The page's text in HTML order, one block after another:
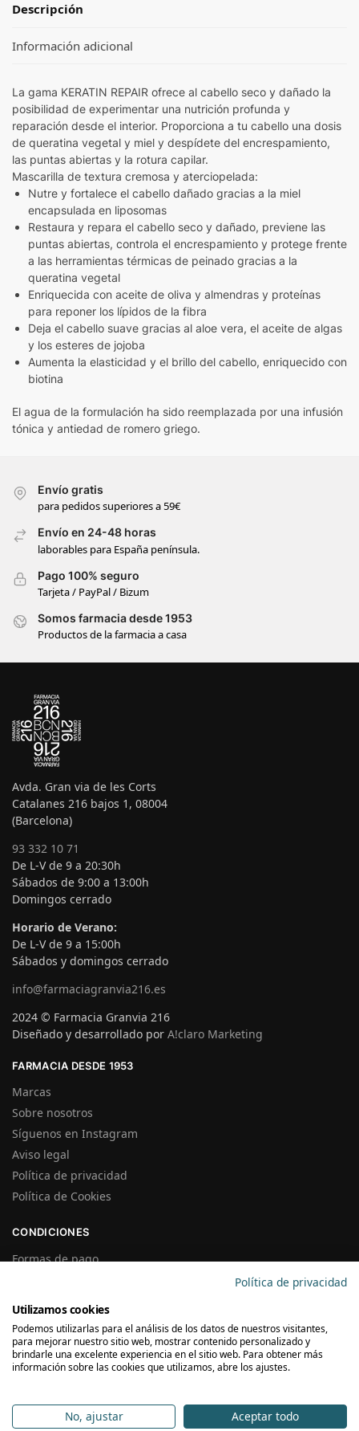
Descripción
Información adicional
La gama KERATIN REPAIR ofrece al cabello seco y dañado la
posibilidad de experimentar una nutrición profunda y
reparación desde el interior. Proporciona a tu cabello una dosis
de queratina vegetal y miel y despídete del encrespamiento,
las puntas abiertas y la rotura capilar.
Mascarilla de textura cremosa y aterciopelada:
Nutre y fortalece el cabello dañado gracias a la miel
encapsulada en liposomas
Restaura y repara el cabello seco y dañado, previene las
puntas abiertas, controla el encrespamiento y protege frente
a las herramientas térmicas de peinado gracias a la
queratina vegetal
Enriquecida con aceite de oliva y almendras y proteínas
para reponer los lípidos de la fibra
Deja el cabello suave gracias al aloe vera, el aceite de algas
y los esteres de jojoba
Aumenta la elasticidad y el brillo del cabello, enriquecido con
biotina
El agua de la formulación ha sido reemplazada por una infusión
tónica y antiedad de romero griego.
Envío gratis
para pedidos superiores a 59€
Envío en 24-48 horas
laborables para España península.
Pago 100% seguro
Tarjeta / PayPal / Bizum
Somos farmacia desde 1953
Productos de la farmacia a casa
Avda. Gran via de les Corts
Catalanes 216 bajos 1, 08004
(Barcelona)
93 332 10 71
De L-V de 9 a 20:30h
Sábados de 9:00 a 13:00h
Domingos cerrado
Horario de Verano:
De L-V de 9 a 15:00h
Sábados y domingos cerrado
info@farmaciagranvia216.es
2024 © Farmacia Granvia 216
Diseñado y desarrollado por A!claro Marketing
FARMACIA DESDE 1953
Marcas
Sobre nosotros
Síguenos en Instagram
Aviso legal
Política de privacidad
Política de Cookies
CONDICIONES
Formas de pago
Precios y Disponibilidad
Garantías y Devoluciones
Política de privacidad
Utilizamos cookies
Podemos utilizarlas para el análisis de los datos de nuestros visitantes,
para mejorar nuestro sitio web, mostrar contenido personalizado y
brindarle una excelente experiencia en el sitio web. Para obtener más
información sobre las cookies que utilizamos, abre los ajustes.
No, ajustar Aceptar todo